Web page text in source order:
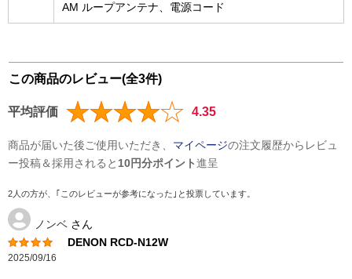
AM ループアンテナ、電源コード
この商品のレビュー(全3件)
平均評価 4.35
商品が届いた後ご使用いただき、 マイページの注文履歴からレビュ
ー投稿＆採用されると 10円分ポイント進呈
2人の方が、｢このレビューが参考になった｣と投票しています。
ノンベ さん
DENON RCD-N12W
2025/09/16